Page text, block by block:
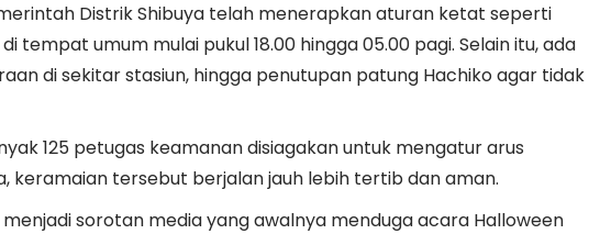
Distrik Shibuya telah menerapkan aturan ketat seperti
tempat umum mulai pukul 18.00 hingga 05.00 pagi. Selain itu, ada
di sekitar stasiun, hingga penutupan patung Hachiko agar tidak
125 petugas keamanan disiagakan untuk mengatur arus
keramaian tersebut berjalan jauh lebih tertib dan aman.
sorotan media yang awalnya menduga acara Halloween